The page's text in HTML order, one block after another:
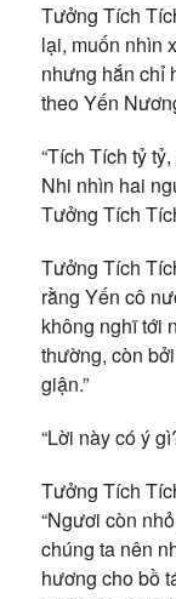
Tưởng Tích
lại, muốn nhìn
nhưng hắn chỉ
theo Yến
“Tích Tích tỷ
Nhi nhìn hai
Tưởng Tích
Tưởng Tích
rằng Yến cô
không nghĩ tới
thường, còn
giận.”
“Lời này có ý
Tưởng Tích
“Ngươi còn
chúng ta nên
hương cho bồ